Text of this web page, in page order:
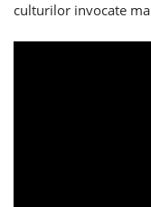
culturilor invocate